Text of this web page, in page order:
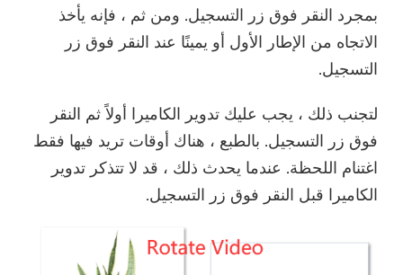
بمجرد النقر فوق زر التسجيل. ومن ثم ، فإنه يأخذ
الاتجاه من الإطار الأول أو يمينًا عند النقر فوق زر
التسجيل.
لتجنب ذلك ، يجب عليك تدوير الكاميرا أولاً ثم النقر
فوق زر التسجيل. بالطبع ، هناك أوقات تريد فيها فقط
اغتنام اللحظة. عندما يحدث ذلك ، قد لا تتذكر تدوير
الكاميرا قبل النقر فوق زر التسجيل.